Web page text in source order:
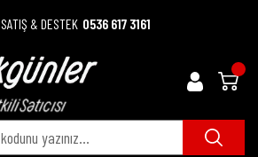
SATIŞ & DESTEK 0536 617 3161